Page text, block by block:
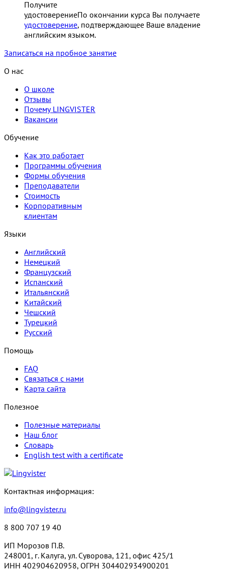
Получите
удостоверениеПо окончании курса Вы получаете
удостоверение, подтверждающее Ваше владение
английским языком.
Записаться на пробное занятие
О нас
О школе
Отзывы
Почему LINGVISTER
Вакансии
Обучение
Как это работает
Программы обучения
Формы обучения
Преподаватели
Стоимость
Корпоративным
клиентам
Языки
Английский
Немецкий
Французский
Испанский
Итальянский
Китайский
Чешский
Турецкий
Русский
Помощь
FAQ
Связаться с нами
Карта сайта
Полезное
Полезные материалы
Наш блог
Словарь
English test with a certificate
Контактная информация:
info@lingvister.ru
8 800 707 19 40
ИП Морозов П.В.
248001, г. Калуга, ул. Суворова, 121, офис 425/1
ИНН 402904620958, ОГРН 304402934900201